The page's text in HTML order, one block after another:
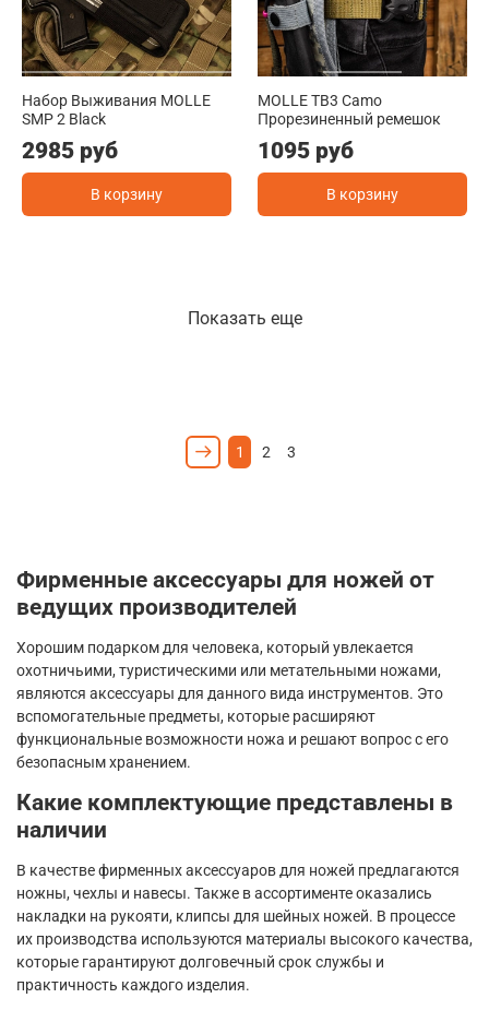
Набор Выживания MOLLE
SMP 2 Black
2985 руб
В корзину
MOLLE TB3 Camo
Прорезиненный ремешок
1095 руб
В корзину
Показать еще
1 2 3
Фирменные аксессуары для ножей от
ведущих производителей
Хорошим подарком для человека, который увлекается
охотничьими, туристическими или метательными ножами,
являются аксессуары для данного вида инструментов. Это
вспомогательные предметы, которые расширяют
функциональные возможности ножа и решают вопрос с его
безопасным хранением.
Какие комплектующие представлены в
наличии
В качестве фирменных аксессуаров для ножей предлагаются
ножны, чехлы и навесы. Также в ассортименте оказались
накладки на рукояти, клипсы для шейных ножей. В процессе
их производства используются материалы высокого качества,
которые гарантируют долговечный срок службы и
практичность каждого изделия.